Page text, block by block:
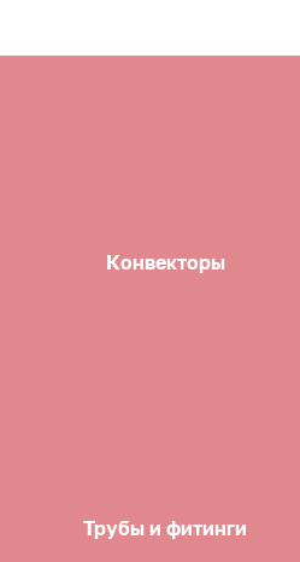
Конвекторы
Трубы и фитинги